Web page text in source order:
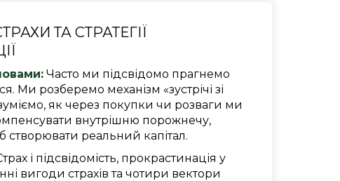
ТА СТРАТЕГІЇ
Часто ми підсвідомо прагнемо
Ми розберемо механізм «зустрічі зі
як через покупки чи розваги ми
внутрішню порожнечу,
створювати реальний капітал.
і підсвідомість, прокрастинація у
вигоди страхів та чотири вектори